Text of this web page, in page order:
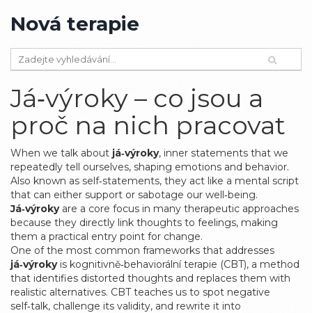
Nová terapie
Já‑výroky – co jsou a
proč na nich pracovat
When we talk about já‑výroky, inner statements that we
repeatedly tell ourselves, shaping emotions and behavior.
Also known as self‑statements, they act like a mental script
that can either support or sabotage our well‑being.
Já‑výrokyare a core focus in many therapeutic approaches
because they directly link thoughts to feelings, making
them a practical entry point for change.
One of the most common frameworks that addresses
já‑výrokyis kognitivně‑behaviorální terapie (CBT), a method
that identifies distorted thoughts and replaces them with
realistic alternatives. CBT teaches us to spot negative
self‑talk, challenge its validity, and rewrite it into